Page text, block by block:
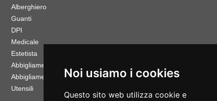
Noi usiamo i cookies
Questo sito web utilizza cookie e
Alberghiero
Guanti
DPI
Medicale
Estetista
Abbigliamento Sportivo
Abbigliamento Bambino
Utensili